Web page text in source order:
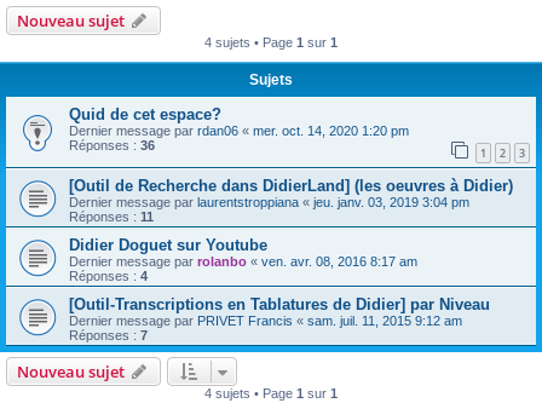
Nouveau sujet
4 sujets • Page 1 sur 1
Sujets
Quid de cet espace?
Dernier message par rdan06 « mer. oct. 14, 2020 1:20 pm
Réponses : 36 1 2 3
[Outil de Recherche dans DidierLand] (les oeuvres à Didier)
Dernier message par laurentstroppiana « jeu. janv. 03, 2019 3:04 pm
Réponses : 11
Didier Doguet sur Youtube
Dernier message par rolanbo « ven. avr. 08, 2016 8:17 am
Réponses : 4
[Outil-Transcriptions en Tablatures de Didier] par Niveau
Dernier message par PRIVET Francis « sam. juil. 11, 2015 9:12 am
Réponses : 7
Nouveau sujet
4 sujets • Page 1 sur 1